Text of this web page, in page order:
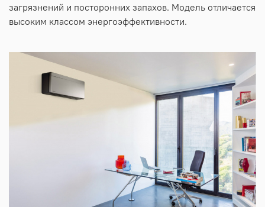
загрязнений и посторонних запахов. Модель отличается
высоким классом энергоэффективности.